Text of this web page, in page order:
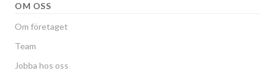
OM OSS
Om företaget
Team
Jobba hos oss